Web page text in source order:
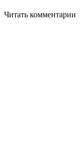
Читать комментарии